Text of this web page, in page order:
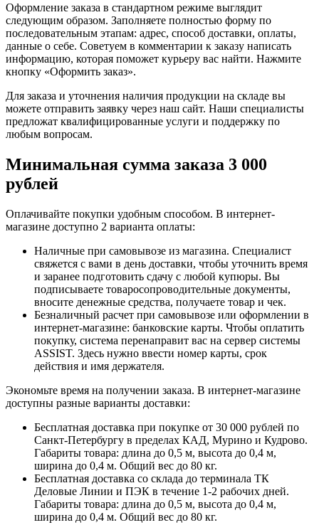
Оформление заказа в стандартном режиме выглядит
следующим образом. Заполняете полностью форму по
последовательным этапам: адрес, способ доставки, оплаты,
данные о себе. Советуем в комментарии к заказу написать
информацию, которая поможет курьеру вас найти. Нажмите
кнопку «Оформить заказ».
Для заказа и уточнения наличия продукции на складе вы
можете отправить заявку через наш сайт. Наши специалисты
предложат квалифицированные услуги и поддержку по
любым вопросам.
Минимальная сумма заказа 3 000
рублей
Оплачивайте покупки удобным способом. В интернет-
магазине доступно 2 варианта оплаты:
Наличные при самовывозе из магазина. Специалист
свяжется с вами в день доставки, чтобы уточнить время
и заранее подготовить сдачу с любой купюры. Вы
подписываете товаросопроводительные документы,
вносите денежные средства, получаете товар и чек.
Безналичный расчет при самовывозе или оформлении в
интернет-магазине: банковские карты. Чтобы оплатить
покупку, система перенаправит вас на сервер системы
ASSIST. Здесь нужно ввести номер карты, срок
действия и имя держателя.
Экономьте время на получении заказа. В интернет-магазине
доступны разные варианты доставки:
Бесплатная доставка при покупке от 30 000 рублей по
Санкт-Петербургу в пределах КАД, Мурино и Кудрово.
Габариты товара: длина до 0,5 м, высота до 0,4 м,
ширина до 0,4 м. Общий вес до 80 кг.
Бесплатная доставка со склада до терминала ТК
Деловые Линии и ПЭК в течение 1-2 рабочих дней.
Габариты товара: длина до 0,5 м, высота до 0,4 м,
ширина до 0,4 м. Общий вес до 80 кг.